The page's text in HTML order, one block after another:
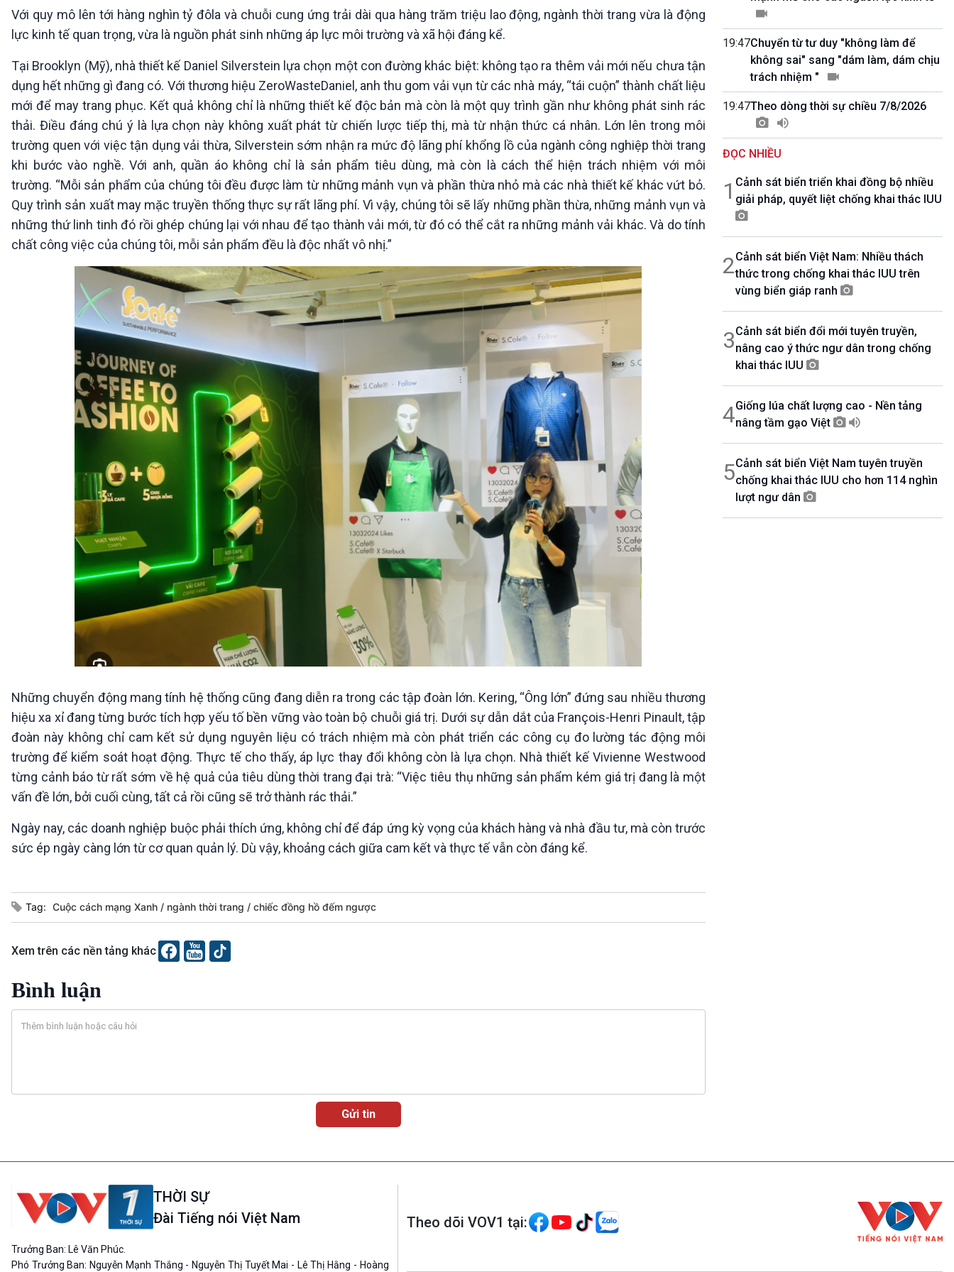
360 độ Sức khỏe
Chuyển đổi Xanh
Tài nguyên và Môi trường
Chuyên gia của bạn
Xã hội chuyển động
Bước chân đến trường
Kết nối công nghệ
Sống chung với biến đổi
khí hậu
Chát với người nổi tiếng
Câu chuyện Thể thao
Video
Infographic
E-Magazine
10 phút Sự kiện - Luận bàn
Dòng chảy sự kiện
Đối thoại
Diễn đàn chủ nhật
Chuyện đêm
VOV1 đặc biệt
Thanh âm ký sự
Chân dung cuộc sống
Các chương trình đặc biệt
Với quy mô lên tới hàng nghìn tỷ đôla và chuỗi cung ứng trải dài qua hàng trăm triệu lao động, ngành thời trang vừa là động
lực kinh tế quan trọng, vừa là nguồn phát sinh những áp lực môi trường và xã hội đáng kể.
Tại Brooklyn (Mỹ), nhà thiết kế Daniel Silverstein lựa chọn một con đường khác biệt: không tạo ra thêm vải mới nếu chưa tận
dụng hết những gì đang có. Với thương hiệu ZeroWasteDaniel, anh thu gom vải vụn từ các nhà máy, “tái cuộn” thành chất liệu
mới để may trang phục. Kết quả không chỉ là những thiết kế độc bản mà còn là một quy trình gần như không phát sinh rác
thải. Điều đáng chú ý là lựa chọn này không xuất phát từ chiến lược tiếp thị, mà từ nhận thức cá nhân. Lớn lên trong môi
trường quen với việc tận dụng vải thừa, Silverstein sớm nhận ra mức độ lãng phí khổng lồ của ngành công nghiệp thời trang
khi bước vào nghề. Với anh, quần áo không chỉ là sản phẩm tiêu dùng, mà còn là cách thể hiện trách nhiệm với môi
trường. “Mỗi sản phẩm của chúng tôi đều được làm từ những mảnh vụn và phần thừa nhỏ mà các nhà thiết kế khác vứt bỏ.
Quy trình sản xuất may mặc truyền thống thực sự rất lãng phí. Vì vậy, chúng tôi sẽ lấy những phần thừa, những mảnh vụn và
những thứ linh tinh đó rồi ghép chúng lại với nhau để tạo thành vải mới, từ đó có thể cắt ra những mảnh vải khác. Và do tính
chất công việc của chúng tôi, mỗi sản phẩm đều là độc nhất vô nhị.”
Những chuyển động mang tính hệ thống cũng đang diễn ra trong các tập đoàn lớn. Kering, “Ông lớn” đứng sau nhiều thương
hiệu xa xỉ đang từng bước tích hợp yếu tố bền vững vào toàn bộ chuỗi giá trị. Dưới sự dẫn dắt của François-Henri Pinault, tập
đoàn này không chỉ cam kết sử dụng nguyên liệu có trách nhiệm mà còn phát triển các công cụ đo lường tác động môi
trường để kiểm soát hoạt động. Thực tế cho thấy, áp lực thay đổi không còn là lựa chọn. Nhà thiết kế Vivienne Westwood
từng cảnh báo từ rất sớm về hệ quả của tiêu dùng thời trang đại trà: “Việc tiêu thụ những sản phẩm kém giá trị đang là một
vấn đề lớn, bởi cuối cùng, tất cả rồi cũng sẽ trở thành rác thải.”
Ngày nay, các doanh nghiệp buộc phải thích ứng, không chỉ để đáp ứng kỳ vọng của khách hàng và nhà đầu tư, mà còn trước
sức ép ngày càng lớn từ cơ quan quản lý. Dù vậy, khoảng cách giữa cam kết và thực tế vẫn còn đáng kể.
Tag: Cuộc cách mạng Xanh ngành thời trang chiếc đồng hồ đếm ngược
Xem trên các nền tảng khác
Bình luận
19:47Chuyển từ tư duy "không làm để
không sai" sang "dám làm, dám chịu
trách nhiệm "
19:47Theo dòng thời sự chiều 7/8/2026
ĐỌC NHIỀU
1 Cảnh sát biển triển khai đồng bộ nhiều
giải pháp, quyết liệt chống khai thác IUU
2Cảnh sát biển Việt Nam: Nhiều thách
thức trong chống khai thác IUU trên
vùng biển giáp ranh
3Cảnh sát biển đổi mới tuyên truyền,
nâng cao ý thức ngư dân trong chống
khai thác IUU
4Giống lúa chất lượng cao - Nền tảng
nâng tầm gạo Việt
5Cảnh sát biển Việt Nam tuyên truyền
chống khai thác IUU cho hơn 114 nghìn
lượt ngư dân
THỜI SỰ
Đài Tiếng nói Việt Nam
Trưởng Ban: Lê Văn Phúc.
Phó Trưởng Ban: Nguyễn Mạnh Thắng - Nguyễn Thị Tuyết Mai - Lê Thị Hằng - Hoàng
Theo dõi VOV1 tại: